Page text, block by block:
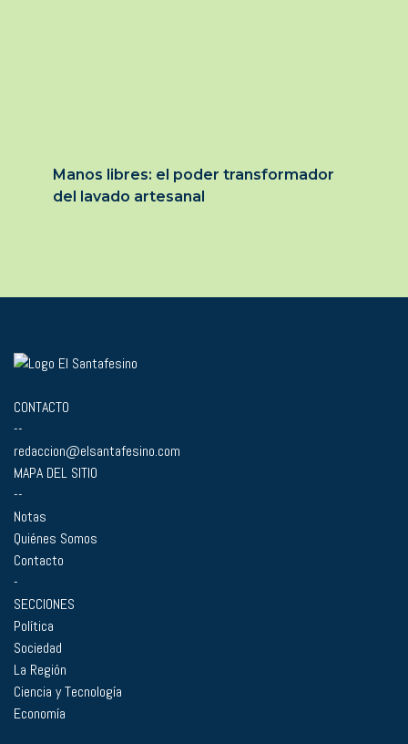
Manos libres: el poder transformador
del lavado artesanal
CONTACTO
--
redaccion@elsantafesino.com
MAPA DEL SITIO
--
Notas
Quiénes Somos
Contacto
-
SECCIONES
Política
Sociedad
La Región
Ciencia y Tecnología
Economía